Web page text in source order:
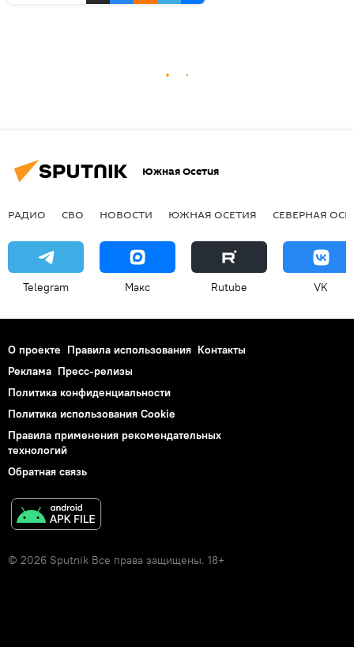
Южная Осетия
РАДИО СВО НОВОСТИ ЮЖНАЯ ОСЕТИЯ СЕВЕРНАЯ
Telegram Макс Rutube VK
О проекте Правила использования Контакты
Реклама Пресс-релизы
Политика конфиденциальности
Политика использования Cookie
Правила применения рекомендательных
технологий
Обратная связь
© 2026 Sputnik Все права защищены. 18+